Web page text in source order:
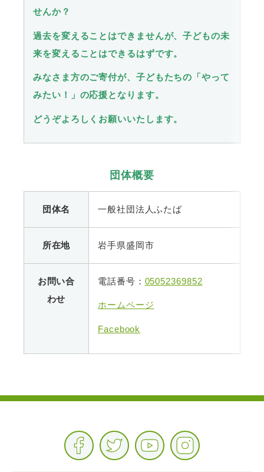
せんか？
過去を変えることはできませんが、子どもの未
来を変えることはできるはずです。
みなさま方のご寄付が、子どもたちの「やって
みたい！」の応援となります。
どうぞよろしくお願いいたします。
団体概要
団体名 一般社団法人ふたば
所在地 岩手県盛岡市
お問い合
わせ
電話番号： 05052369852
ホームページ
Facebook